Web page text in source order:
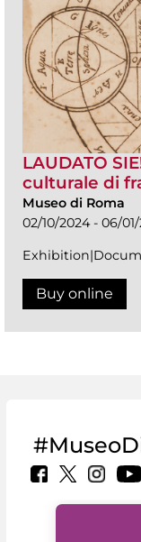
LAUDATO
culturale di
Museo di Roma
02/10/2024 - 06/
Buy online